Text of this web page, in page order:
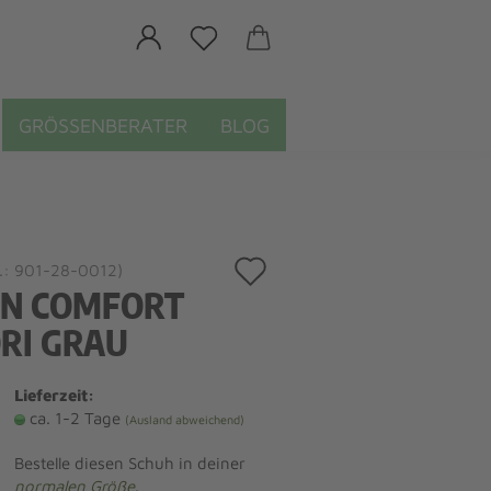
GRÖSSENBERATER BLOG
901-28-0012)
COMFORT
GRAU
Lieferzeit:
ca. 1-2 Tage (Ausland abweichend)
Bestelle diesen Schuh in deiner
normalen Größe.